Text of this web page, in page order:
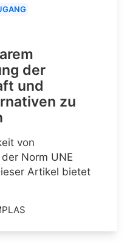
der
und
zu
von
Norm UNE
Artikel bietet